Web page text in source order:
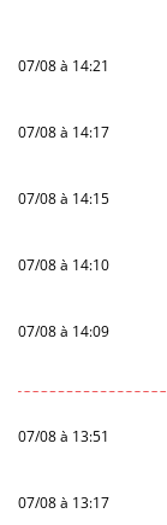
07/08 à 14:21
07/08 à 14:17
07/08 à 14:15
07/08 à 14:10
07/08 à 14:09
07/08 à 13:51
07/08 à 13:17